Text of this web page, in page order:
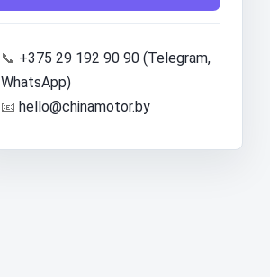
📞 +375 29 192 90 90 (Telegram,
WhatsApp)
📧 hello@chinamotor.by